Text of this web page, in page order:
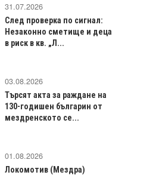
31.07.2026
След проверка по сигнал:
Незаконно сметище и деца
в риск в кв. „Л...
03.08.2026
Търсят акта за раждане на
130-годишен българин от
мездренското се...
01.08.2026
Локомотив (Мездра)